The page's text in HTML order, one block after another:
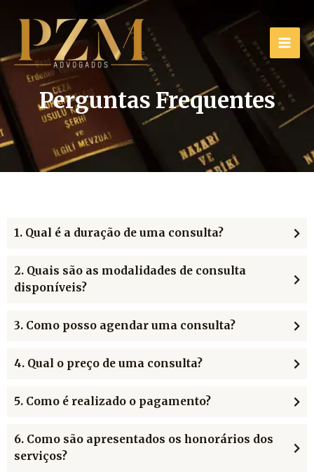
Perguntas Frequentes
1. Qual é a duração de uma consulta?
2. Quais são as modalidades de consulta
disponíveis?
3. Como posso agendar uma consulta?
4. Qual o preço de uma consulta?
5. Como é realizado o pagamento?
6. Como são apresentados os honorários dos
serviços?